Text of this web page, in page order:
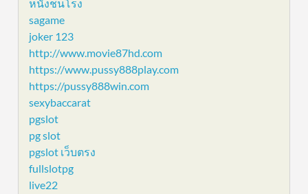
หนังชนโรง
sagame
joker 123
http://www.movie87hd.com
https://www.pussy888play.com
https://pussy888win.com
sexybaccarat
pgslot
pg slot
pgslot เว็บตรง
fullslotpg
live22